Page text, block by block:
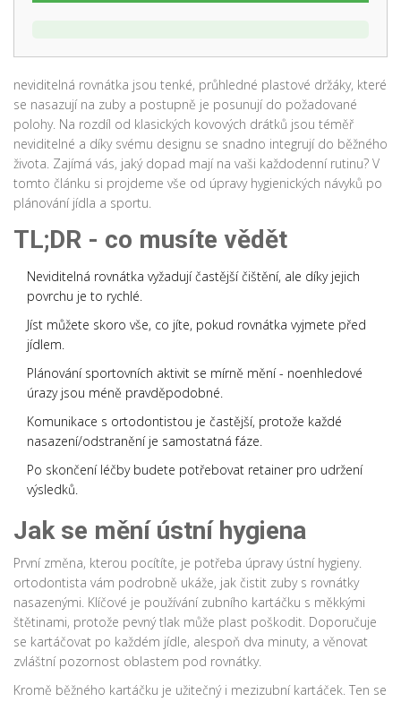
neviditelná rovnátka jsou tenké, průhledné plastové držáky, které
se nasazují na zuby a postupně je posunují do požadované
polohy. Na rozdíl od klasických kovových drátků jsou téměř
neviditelné a díky svému designu se snadno integrují do běžného
života. Zajímá vás, jaký dopad mají na vaši každodenní rutinu? V
tomto článku si projdeme vše od úpravy hygienických návyků po
plánování jídla a sportu.
TL;DR - co musíte vědět
Neviditelná rovnátka vyžadují častější čištění, ale díky jejich
povrchu je to rychlé.
Jíst můžete skoro vše, co jíte, pokud rovnátka vyjmete před
jídlem.
Plánování sportovních aktivit se mírně mění - noenhledové
úrazy jsou méně pravděpodobné.
Komunikace s ortodontistou je častější, protože každé
nasazení/odstranění je samostatná fáze.
Po skončení léčby budete potřebovat retainer pro udržení
výsledků.
Jak se mění ústní hygiena
První změna, kterou pocítíte, je potřeba úpravy ústní hygieny.
ortodontista vám podrobně ukáže, jak čistit zuby s rovnátky
nasazenými. Klíčové je používání zubního kartáčku s měkkými
štětinami, protože pevný tlak může plast poškodit. Doporučuje
se kartáčovat po každém jídle, alespoň dva minuty, a věnovat
zvláštní pozornost oblastem pod rovnátky.
Kromě běžného kartáčku je užitečný i mezizubní kartáček. Ten se